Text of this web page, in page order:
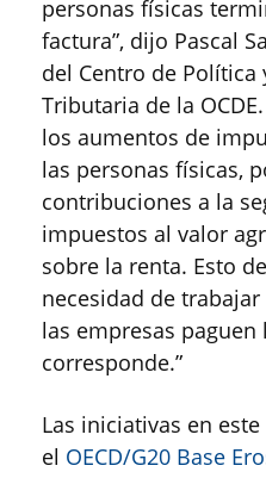
personas físicas
factura”, dijo Pascal
del Centro de
Tributaria de la
los aumentos de
las personas físicas,
contribuciones a la
impuestos al valor
sobre la renta. Esto
necesidad de
las empresas paguen
corresponde.”
Las iniciativas en
el OECD/G20 Base